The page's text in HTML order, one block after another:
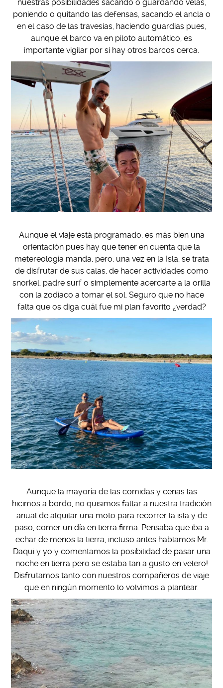
nuestras posibilidades sacando o guardando velas,
poniendo o quitando las defensas, sacando el ancla o
en el caso de las travesías, haciendo guardias pues,
aunque el barco va en piloto automático, es
importante vigilar por si hay otros barcos cerca.
Aunque el viaje está programado, es más bien una
orientación pues hay que tener en cuenta que la
metereología manda, pero, una vez en la Isla, se trata
de disfrutar de sus calas, de hacer actividades como
snorkel, padre surf o simplemente acercarte a la orilla
con la zodíaco a tomar el sol. Seguro que no hace
falta que os diga cuál fue mi plan favorito ¿verdad?
Aunque la mayoría de las comidas y cenas las
hicimos a bordo, no quisimos faltar a nuestra tradición
anual de alquilar una moto para recorrer la isla y de
paso, comer un día en tierra firma. Pensaba que iba a
echar de menos la tierra, incluso antes hablamos Mr.
Daqui y yo y comentamos la posibilidad de pasar una
noche en tierra pero se estaba tan a gusto en velero!
Disfrutamos tanto con nuestros compañeros de viaje
que en ningún momento lo volvimos a plantear.